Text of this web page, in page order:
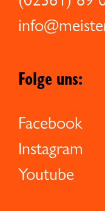
Folge uns:
Facebook
Instagram
Youtube